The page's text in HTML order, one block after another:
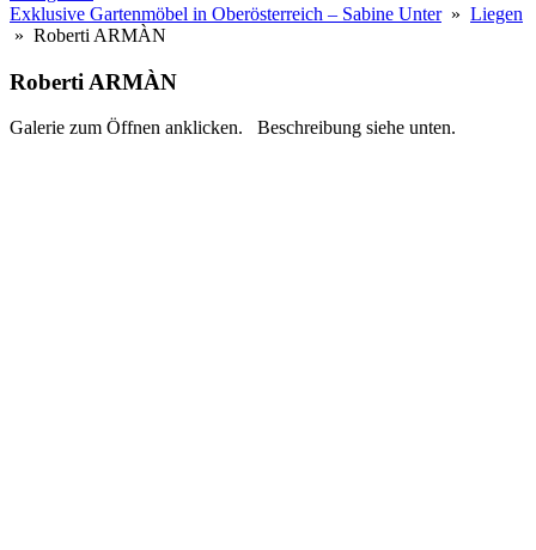
Exklusive Gartenmöbel in Oberösterreich – Sabine Unter» Liegen
» Roberti ARMÀN
Roberti ARMÀN
Galerie zum Öffnen anklicken. Beschreibung siehe unten.